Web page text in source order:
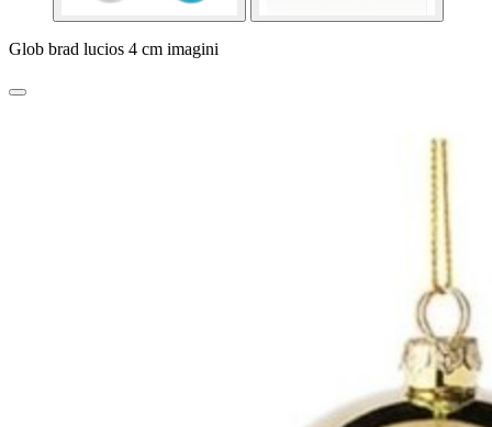
Glob brad lucios 4 cm imagini